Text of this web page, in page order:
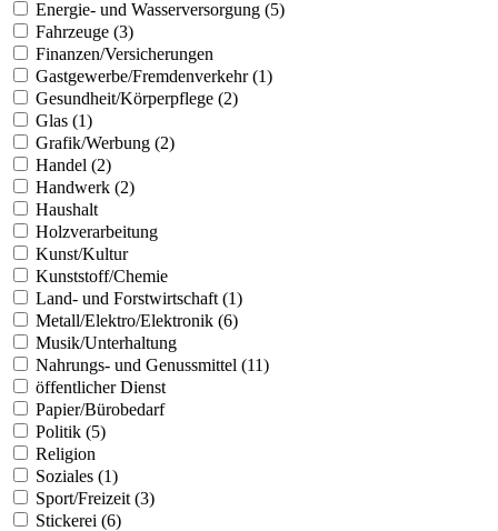
Energie- und Wasserversorgung (5)
Fahrzeuge (3)
Finanzen/Versicherungen
Gastgewerbe/Fremdenverkehr (1)
Gesundheit/Körperpflege (2)
Glas (1)
Grafik/Werbung (2)
Handel (2)
Handwerk (2)
Haushalt
Holzverarbeitung
Kunst/Kultur
Kunststoff/Chemie
Land- und Forstwirtschaft (1)
Metall/Elektro/Elektronik (6)
Musik/Unterhaltung
Nahrungs- und Genussmittel (11)
öffentlicher Dienst
Papier/Bürobedarf
Politik (5)
Religion
Soziales (1)
Sport/Freizeit (3)
Stickerei (6)